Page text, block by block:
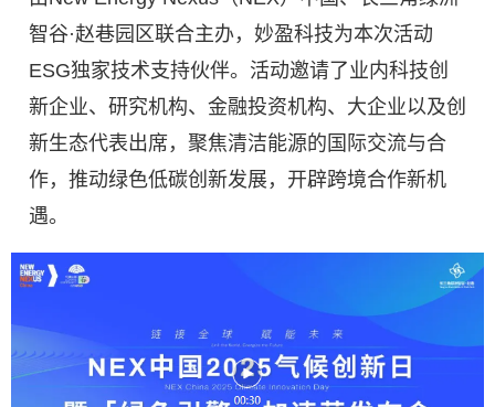
智谷·赵巷园区联合主办，妙盈科技为本次活动
ESG独家技术支持伙伴。活动邀请了业内科技创
新企业、研究机构、金融投资机构、大企业以及创
新生态代表出席，聚焦清洁能源的国际交流与合
作，推动绿色低碳创新发展，开辟跨境合作新机
遇。